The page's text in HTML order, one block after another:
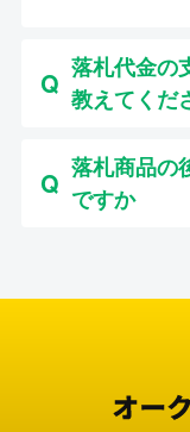
落札代金の
教えてくだ
落札商品の
ですか